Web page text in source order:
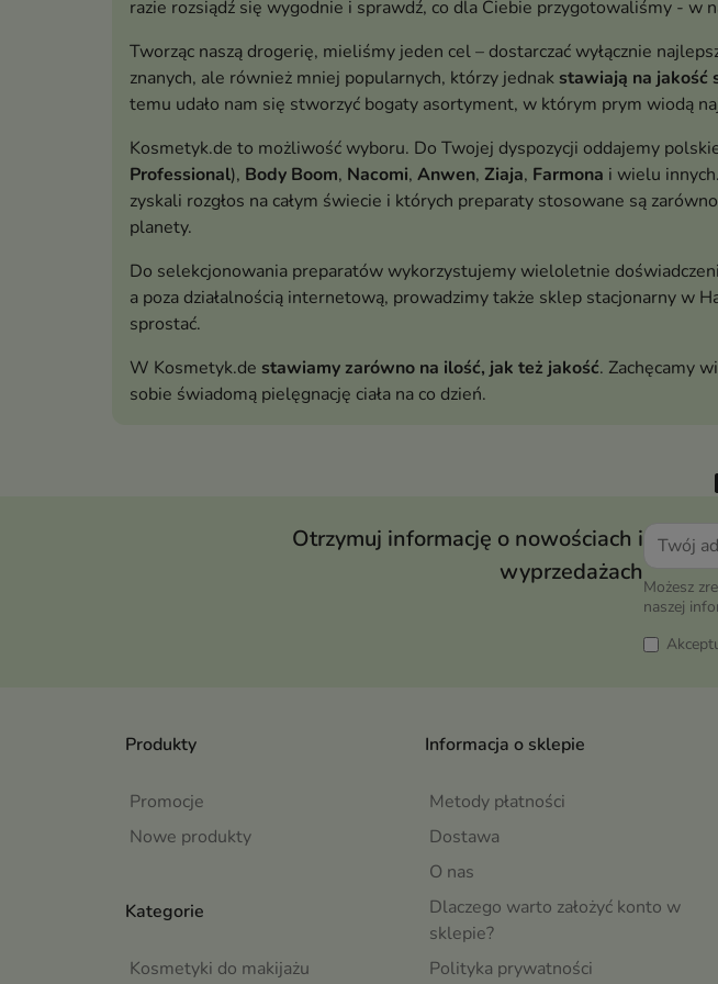
razie rozsiądź się wygodnie i sprawdź, co dla Ciebie przygotowaliśmy - w
Tworząc naszą drogerię, mieliśmy jeden cel – dostarczać wyłącznie
znanych, ale również mniej popularnych, którzy jednak stawiają na jakość
temu udało nam się stworzyć bogaty asortyment, w którym prym wiodą
Kosmetyk.de to możliwość wyboru. Do Twojej dyspozycji oddajemy
Professional), Body Boom, Nacomi, Anwen, Ziaja, Farmona i wielu
zyskali rozgłos na całym świecie i których preparaty stosowane są
planety.
Do selekcjonowania preparatów wykorzystujemy wieloletnie
a poza działalnością internetową, prowadzimy także sklep stacjonarny
sprostać.
W Kosmetyk.de stawiamy zarówno na ilość, jak też jakość. Zachęcamy
sobie świadomą pielęgnację ciała na co dzień.
Otrzymuj informację o nowościach i
wyprzedażach
Możesz
naszej
Produkty
Promocje
Nowe produkty
Informacja o sklepie
Metody płatności
Dostawa
O nas
Dlaczego warto założyć konto w
sklepie?
Polityka prywatności
Kategorie
Kosmetyki do makijażu